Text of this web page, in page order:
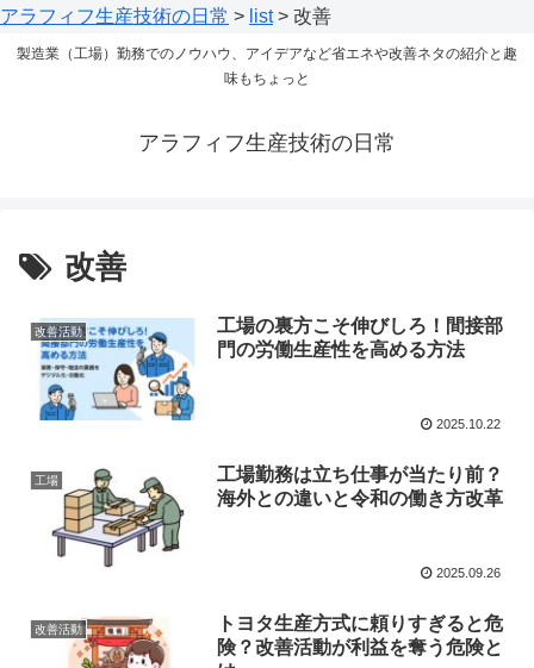
アラフィフ生産技術の日常 > list> 改善
製造業（工場）勤務でのノウハウ、アイデアなど省エネや改善ネタの紹介と趣
味もちょっと
アラフィフ生産技術の日常
改善
改善活動
工場の裏方こそ伸びしろ！間接部
門の労働生産性を高める方法
2025.10.22
工場
工場勤務は立ち仕事が当たり前？
海外との違いと令和の働き方改革
2025.09.26
改善活動
トヨタ生産方式に頼りすぎると危
険？改善活動が利益を奪う危険と